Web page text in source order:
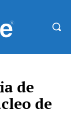
de
de